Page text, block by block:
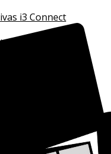
i3 Connect
Viewsonic
Benq